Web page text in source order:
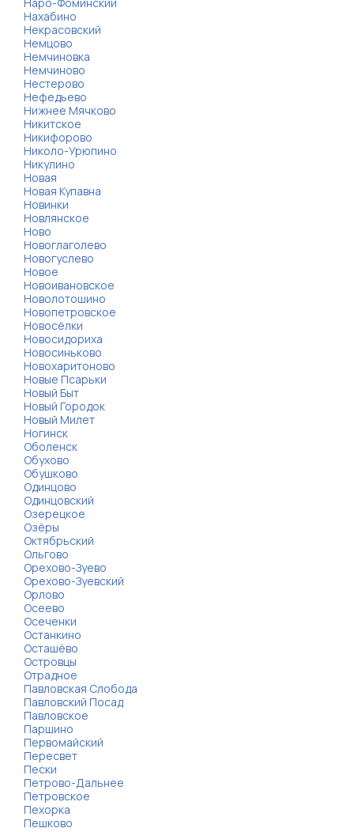
Нахабино
Некрасовский
Немцово
Немчиновка
Немчиново
Нестерово
Нефедьево
Нижнее Мячково
Никитское
Никифорово
Николо-Урюпино
Никулино
Новая
Новая Купавна
Новинки
Новлянское
Ново
Новоглаголево
Новогуслево
Новое
Новоивановское
Новолотошино
Новопетровское
Новосёлки
Новосидориха
Новосиньково
Новохаритоново
Новые Псарьки
Новый Быт
Новый Городок
Новый Милет
Ногинск
Оболенск
Обухово
Обушково
Одинцово
Одинцовский
Озерецкое
Озёры
Октябрьский
Ольгово
Орехово-Зуево
Орехово-Зуевский
Орлово
Осеево
Осеченки
Останкино
Осташёво
Островцы
Отрадное
Павловская Слобода
Павловский Посад
Павловское
Паршино
Первомайский
Пересвет
Пески
Петрово-Дальнее
Петровское
Пехорка
Пешково